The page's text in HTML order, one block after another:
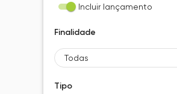
Incluir lançamento
Finalidade
Todas
Tipo